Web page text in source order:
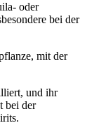
oder
bei der
mit der
und ihr
bei der